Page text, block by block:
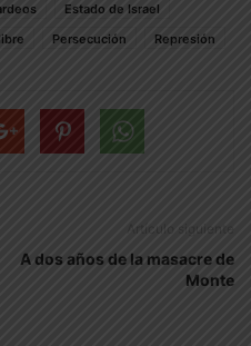
Estado de Israel
Persecución Represión
Artículo siguiente
A dos años de la masacre de
Monte